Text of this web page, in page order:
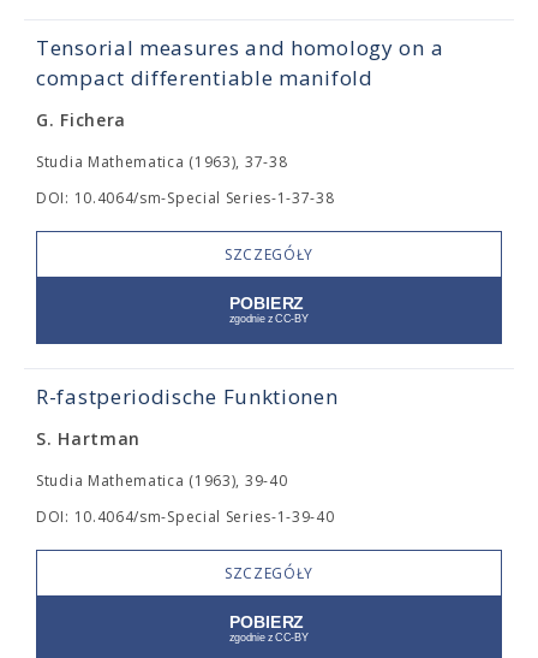
Tensorial measures and homology on a
compact differentiable manifold
G. Fichera
Studia Mathematica (1963), 37-38
DOI: 10.4064/sm-Special Series-1-37-38
SZCZEGÓŁY
R-fastperiodische Funktionen
S. Hartman
Studia Mathematica (1963), 39-40
DOI: 10.4064/sm-Special Series-1-39-40
SZCZEGÓŁY